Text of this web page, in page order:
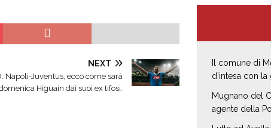
NEXT
Napoli-Juventus, ecco come sarà
Higuain dai suoi ex tifosi.
Il comune di
d’intesa con
Mugnano del
agente della